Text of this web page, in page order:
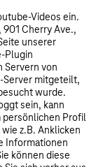
Videos ein.
901 Cherry Ave.,
unserer
Plugin
Servern von
Server mitgeteilt,
wurde.
sein, kann
persönlichen Profil
z.B. Anklicken
Informationen
können diese